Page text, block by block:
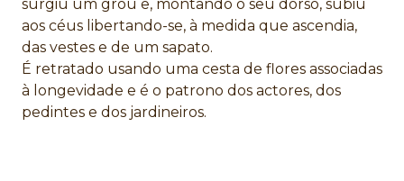
surgiu um grou e, montando o seu dorso, subiu
aos céus libertando-se, à medida que ascendia,
das vestes e de um sapato.
É retratado usando uma cesta de flores associadas
à longevidade e é o patrono dos actores, dos
pedintes e dos jardineiros.